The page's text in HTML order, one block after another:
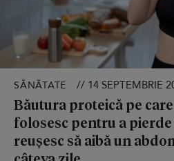
SĂNĂTATE // 14 SEPTEMBRIE
Băutura proteică pe
folosesc pentru a
reușesc să aibă un